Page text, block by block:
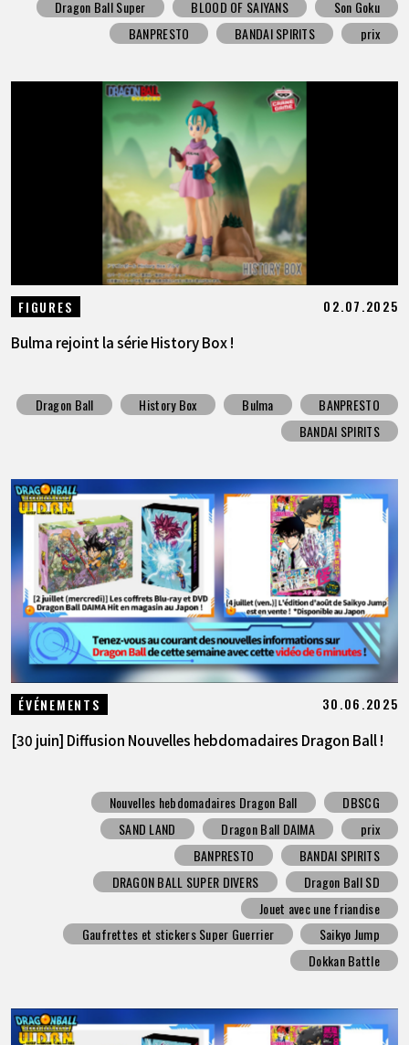
Dragon Ball Super BLOOD OF SAIYANS
Son Goku
BANPRESTO
BANDAI SPIRITS prix
FIGURES 02.07.2025
Bulma rejoint la série History Box !
Dragon Ball History Box Bulma
BANPRESTO
BANDAI SPIRITS
ÉVÉNEMENTS 30.06.2025
[30 juin] Diffusion Nouvelles hebdomadaires Dragon Ball !
Nouvelles hebdomadaires Dragon Ball
DBSCG
SAND LAND
Dragon Ball DAIMA
prix
BANPRESTO
BANDAI SPIRITS
DRAGON BALL SUPER DIVERS
Dragon Ball SD
Jouet avec une friandise
Gaufrettes et stickers Super Guerrier
Saikyo Jump
Dokkan Battle